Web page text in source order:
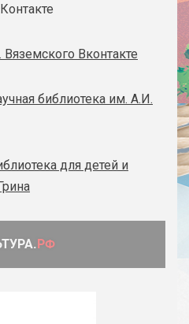
Вконтакте
библиотека им. А.И.
для детей и